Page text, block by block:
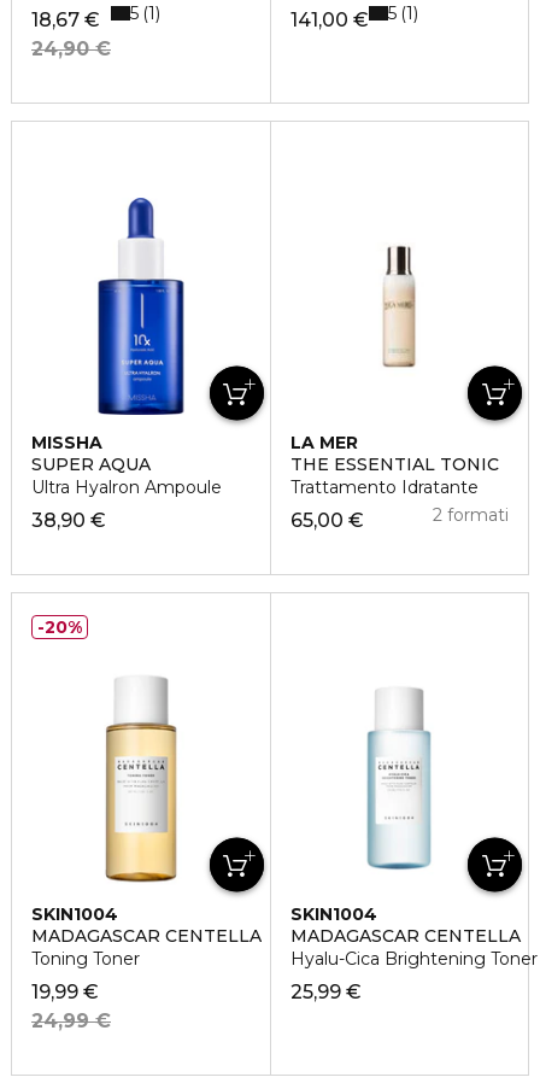
18,67 €
24,90 €
5 1 141,00 € 5 1
MISSHA
SUPER AQUA
Ultra Hyalron Ampoule
38,90 €
LA MER
THE ESSENTIAL TONIC
Trattamento Idratante
65,00 € 2 formati
SKIN1004
MADAGASCAR CENTELLA
Toning Toner
19,99 €
24,99 €
20%
SKIN1004
MADAGASCAR CENTELLA
Hyalu-Cica Brightening Toner
25,99 €